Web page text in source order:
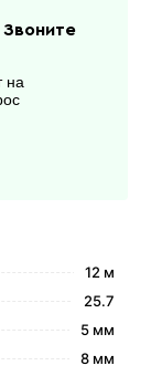
12 м
25.7
5 мм
8 мм
Звоните
на